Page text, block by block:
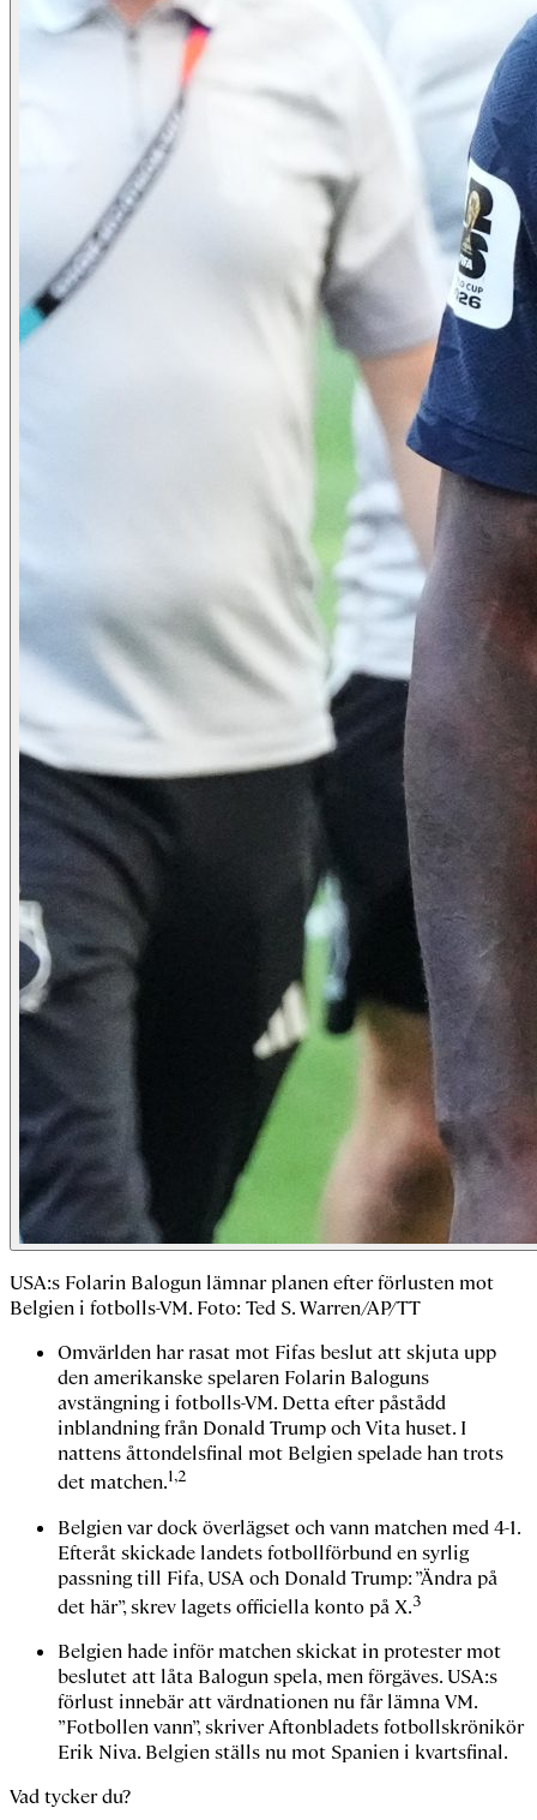
USA:s Folarin Balogun lämnar planen efter förlusten mot
Belgien i fotbolls-VM. Foto: Ted S. Warren/AP/TT
Omvärlden har rasat mot Fifas beslut att skjuta upp
den amerikanske spelaren Folarin Baloguns
avstängning i fotbolls-VM. Detta efter påstådd
inblandning från Donald Trump och Vita huset. I
nattens åttondelsfinal mot Belgien spelade han trots
det matchen.1,2
Belgien var dock överlägset och vann matchen med 4-1.
Efteråt skickade landets fotbollförbund en syrlig
passning till Fifa, USA och Donald Trump: ”Ändra på
det här”, skrev lagets officiella konto på X.3
Belgien hade inför matchen skickat in protester mot
beslutet att låta Balogun spela, men förgäves. USA:s
förlust innebär att värdnationen nu får lämna VM.
”Fotbollen vann”, skriver Aftonbladets fotbollskrönikör
Erik Niva. Belgien ställs nu mot Spanien i kvartsfinal.
Vad tycker du?